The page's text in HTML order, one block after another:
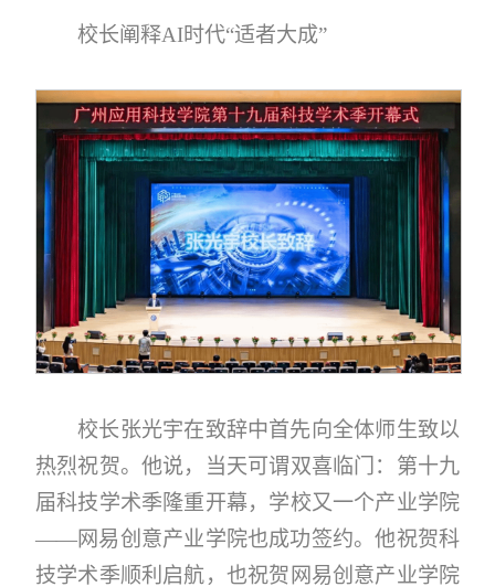
校长阐释AI时代“适者大成”
校长张光宇在致辞中首先向全体师生致以
热烈祝贺。他说，当天可谓双喜临门：第十九
届科技学术季隆重开幕，学校又一个产业学院
——网易创意产业学院也成功签约。他祝贺科
技学术季顺利启航，也祝贺网易创意产业学院